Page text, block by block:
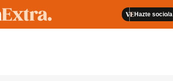
Hazte socio/a